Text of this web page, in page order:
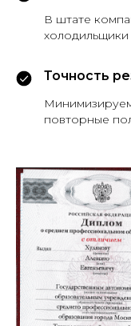
В штате
холодильщики
Точность
повторные